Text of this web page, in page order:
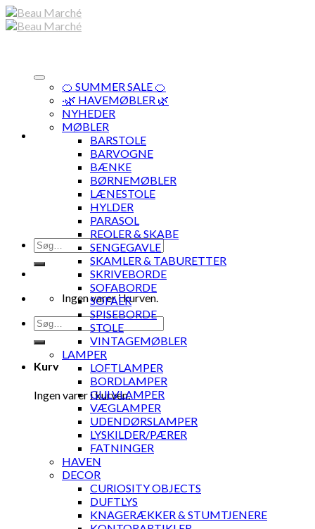
Skip
to
Søg
efter:
Ingen varer i kurven.
Søg
efter:
Kurv
Ingen varer i kurven.
🍊 SUMMER SALE 🍊
·🌿 HAVEMØBLER 🌿
NYHEDER
MØBLER
BARSTOLE
BARVOGNE
BÆNKE
BØRNEMØBLER
LÆNESTOLE
HYLDER
PARASOL
REOLER & SKABE
SENGEGAVLE
SKAMLER & TABURETTER
SKRIVEBORDE
SOFABORDE
SOFAER
SPISEBORDE
STOLE
VINTAGEMØBLER
LAMPER
LOFTLAMPER
BORDLAMPER
GULVLAMPER
VÆGLAMPER
UDENDØRSLAMPER
LYSKILDER/PÆRER
FATNINGER
HAVEN
DECOR
CURIOSITY OBJECTS
DUFTLYS
KNAGERÆKKER & STUMTJENERE